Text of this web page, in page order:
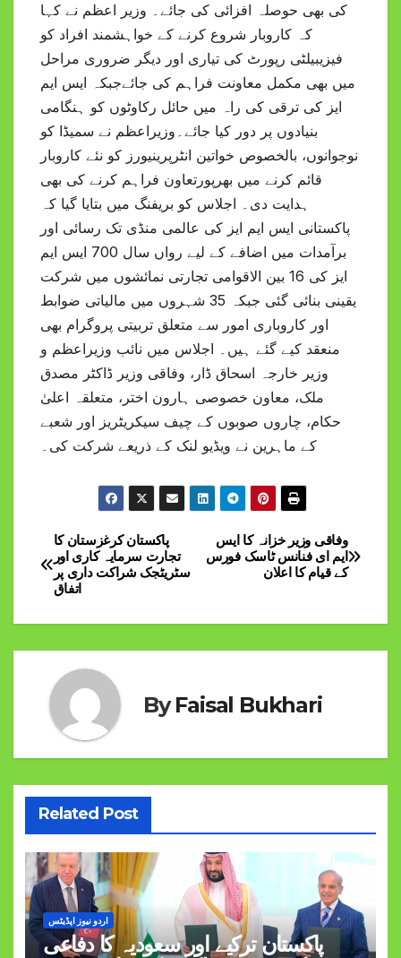
کی بھی حوصلہ افزائی کی جائے۔ وزیر اعظم نے کہا
کہ کاروبار شروع کرنے کے خواہشمند افراد کو
فیزیبیلٹی رپورٹ کی تیاری اور دیگر ضروری مراحل
میں بھی مکمل معاونت فراہم کی جائےجبکہ ایس ایم
ایز کی ترقی کی راہ میں حائل رکاوٹوں کو ہنگامی
بنیادوں پر دور کیا جائے۔وزیراعظم نے سمیڈا کو
نوجوانوں، بالخصوص خواتین انٹرپرینیورز کو نئے کاروبار
قائم کرنے میں بھرپورتعاون فراہم کرنے کی بھی
ہدایت دی۔ اجلاس کو بریفنگ میں بتایا گیا کہ
پاکستانی ایس ایم ایز کی عالمی منڈی تک رسائی اور
برآمدات میں اضافے کے لیے رواں سال 700 ایس ایم
ایز کی 16 بین الاقوامی تجارتی نمائشوں میں شرکت
یقینی بنائی گئی جبکہ 35 شہروں میں مالیاتی ضوابط
اور کاروباری امور سے متعلق تربیتی پروگرام بھی
منعقد کیے گئے ہیں۔ اجلاس میں نائب وزیراعظم و
وزیر خارجہ اسحاق ڈار، وفاقی وزیر ڈاکٹر مصدق
ملک، معاون خصوصی ہارون اختر، متعلقہ اعلیٰ
حکام، چاروں صوبوں کے چیف سیکریٹریز اور شعبے
کے ماہرین نے ویڈیو لنک کے ذریعے شرکت کی۔
Post
navigation
وفاقی وزیر خزانہ کا ایس
ایم ای فنانس ٹاسک فورس
کے قیام کا اعلان
پاکستان کرغزستان کا
تجارت سرمایہ کاری اور
سٹریٹجک شراکت داری پر
اتفاق
ByFaisal Bukhari
Related Post
اردو نیوز اپڈیٹس
پاکستان ترکیے اور سعودیہ کا دفاعی